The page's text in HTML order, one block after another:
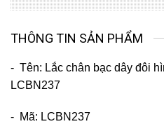
THÔNG TIN SẢN PHẨM
- Tên: Lắc chân bạc dây đôi
LCBN237
- Mã: LCBN237